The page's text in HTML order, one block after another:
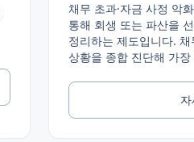
채무 초과·자금 사정 악
통해 회생 또는 파산을
정리하는 제도입니다. 채
상황을 종합 진단해 가